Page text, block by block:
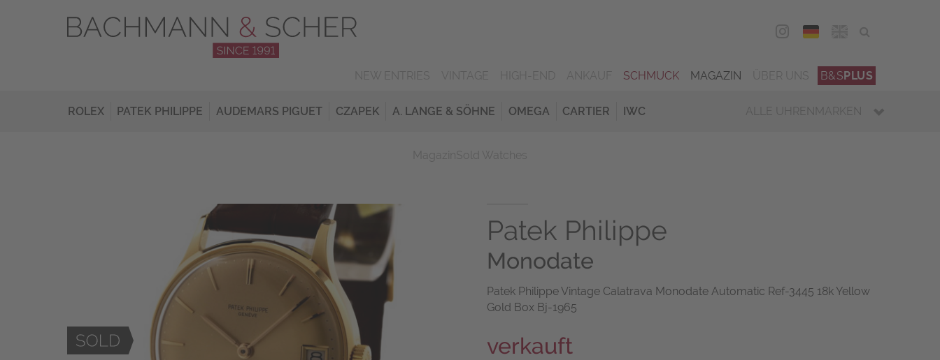
DEU
SCHMUCK MAGAZIN B&SPLUS
ROLEX PATEK PHILIPPE AUDEMARS PIGUET CZAPEK A. LANGE & SÖHNE OMEGA CARTIER IWC ALLE UHRENMARKEN
Patek Philippe
Monodate
Patek Philippe Vintage Calatrava Monodate Automatic Ref-3445 18k Yellow
Gold Box Bj-1965
verkauft